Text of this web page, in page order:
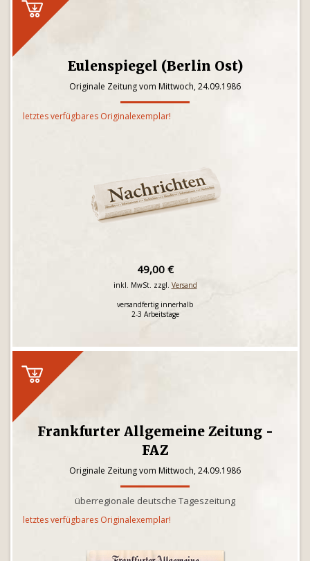
Eulenspiegel (Berlin Ost)
Originale Zeitung vom Mittwoch, 24.09.1986
letztes verfügbares Originalexemplar!
49,00 €
inkl. MwSt. zzgl. Versand
versandfertig innerhalb
2-3 Arbeitstage
Frankfurter Allgemeine Zeitung -
FAZ
Originale Zeitung vom Mittwoch, 24.09.1986
überregionale deutsche Tageszeitung
letztes verfügbares Originalexemplar!